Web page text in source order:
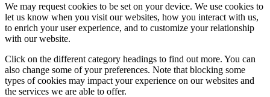
We may request cookies to be set on your device. We use cookies to
let us know when you visit our websites, how you interact with us,
to enrich your user experience, and to customize your relationship
with our website.
Click on the different category headings to find out more. You can
also change some of your preferences. Note that blocking some
types of cookies may impact your experience on our websites and
the services we are able to offer.